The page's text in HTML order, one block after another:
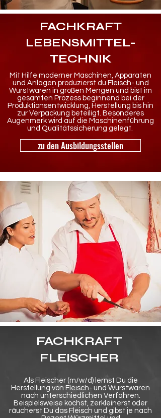
FACHKRAFT
LEBENSMITTEL-
TECHNIK
Mit Hilfe moderner Maschinen, Apparaten
und Anlagen produzierst du Fleisch- und
Wurstwaren in großen Mengen und bist im
gesamten Prozess beginnend bei der
Produktionsentwicklung, Herstellung bis hin
zur Verpackung beteiligt. Besonderes
Augenmerk wird auf die Maschinenführung
und Qualitätssicherung gelegt.
zu den Ausbildungsstellen
FACHKRAFT
FLEISCHER
Als Fleischer (m/w/d) lernst Du die
Herstellung von Fleisch- und Wurstwaren
nach unterschiedlichen Verfahren.
Beispielsweise kochst, zerkleinerst oder
räucherst Du das Fleisch und gibst je nach